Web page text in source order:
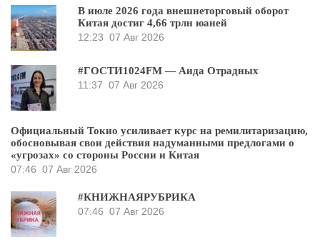
В июле 2026 года внешнеторговый оборот
Китая достиг 4,66 трлн юаней
12:23 07 Авг 2026
#ГОСТИ1024FM — Аида Отрадных
11:37 07 Авг 2026
Официальный Токио усиливает курс на ремилитаризацию,
обосновывая свои действия надуманными предлогами о
«угрозах» со стороны России и Китая
07:46 07 Авг 2026
#КНИЖНАЯРУБРИКА
07:46 07 Авг 2026